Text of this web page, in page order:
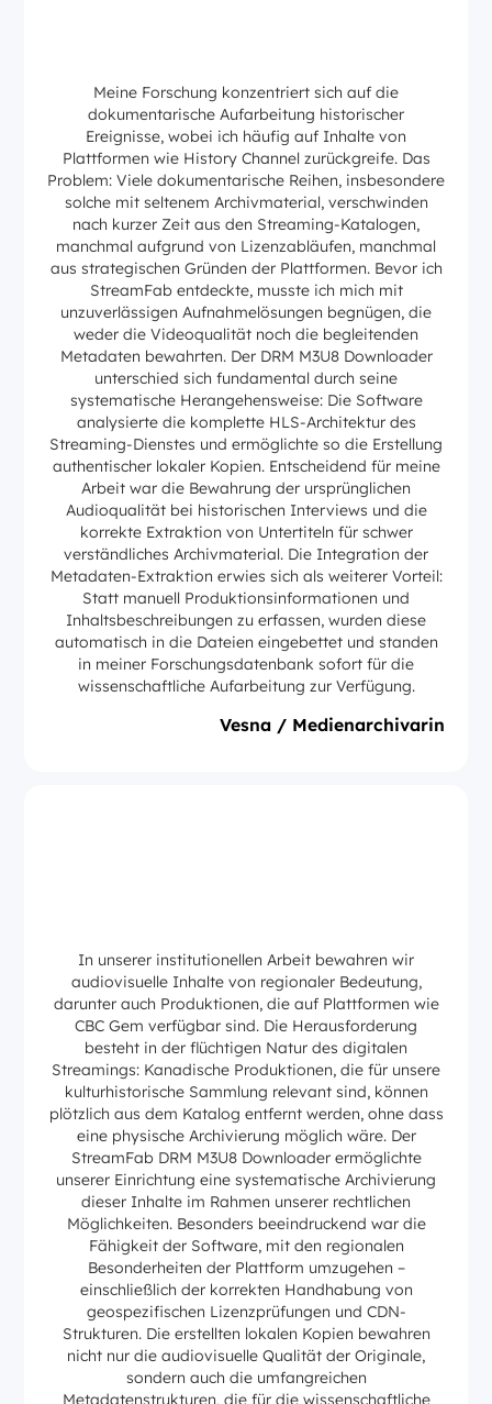
Meine Forschung konzentriert sich auf die
dokumentarische Aufarbeitung historischer
Ereignisse, wobei ich häufig auf Inhalte von
Plattformen wie History Channel zurückgreife. Das
Problem: Viele dokumentarische Reihen, insbesondere
solche mit seltenem Archivmaterial, verschwinden
nach kurzer Zeit aus den Streaming-Katalogen,
manchmal aufgrund von Lizenzabläufen, manchmal
aus strategischen Gründen der Plattformen. Bevor ich
StreamFab entdeckte, musste ich mich mit
unzuverlässigen Aufnahmelösungen begnügen, die
weder die Videoqualität noch die begleitenden
Metadaten bewahrten. Der DRM M3U8 Downloader
unterschied sich fundamental durch seine
systematische Herangehensweise: Die Software
analysierte die komplette HLS-Architektur des
Streaming-Dienstes und ermöglichte so die Erstellung
authentischer lokaler Kopien. Entscheidend für meine
Arbeit war die Bewahrung der ursprünglichen
Audioqualität bei historischen Interviews und die
korrekte Extraktion von Untertiteln für schwer
verständliches Archivmaterial. Die Integration der
Metadaten-Extraktion erwies sich als weiterer Vorteil:
Statt manuell Produktionsinformationen und
Inhaltsbeschreibungen zu erfassen, wurden diese
automatisch in die Dateien eingebettet und standen
in meiner Forschungsdatenbank sofort für die
wissenschaftliche Aufarbeitung zur Verfügung.
Vesna / Medienarchivarin
In unserer institutionellen Arbeit bewahren wir
audiovisuelle Inhalte von regionaler Bedeutung,
darunter auch Produktionen, die auf Plattformen wie
CBC Gem verfügbar sind. Die Herausforderung
besteht in der flüchtigen Natur des digitalen
Streamings: Kanadische Produktionen, die für unsere
kulturhistorische Sammlung relevant sind, können
plötzlich aus dem Katalog entfernt werden, ohne dass
eine physische Archivierung möglich wäre. Der
StreamFab DRM M3U8 Downloader ermöglichte
unserer Einrichtung eine systematische Archivierung
dieser Inhalte im Rahmen unserer rechtlichen
Möglichkeiten. Besonders beeindruckend war die
Fähigkeit der Software, mit den regionalen
Besonderheiten der Plattform umzugehen –
einschließlich der korrekten Handhabung von
geospezifischen Lizenzprüfungen und CDN-
Strukturen. Die erstellten lokalen Kopien bewahren
nicht nur die audiovisuelle Qualität der Originale,
sondern auch die umfangreichen
Metadatenstrukturen, die für die wissenschaftliche